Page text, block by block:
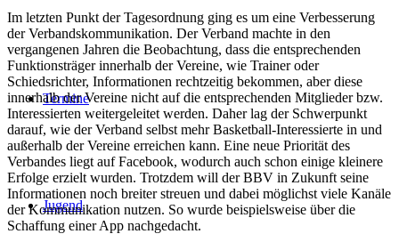
Termine
Jugend
Im letzten Punkt der Tagesordnung ging es um eine Verbesserung
der Verbandskommunikation. Der Verband machte in den
vergangenen Jahren die Beobachtung, dass die entsprechenden
Funktionsträger innerhalb der Vereine, wie Trainer oder
Schiedsrichter, Informationen rechtzeitig bekommen, aber diese
innerhalb der Vereine nicht auf die entsprechenden Mitglieder bzw.
Interessierten weitergeleitet werden. Daher lag der Schwerpunkt
darauf, wie der Verband selbst mehr Basketball-Interessierte in und
außerhalb der Vereine erreichen kann. Eine neue Priorität des
Verbandes liegt auf Facebook, wodurch auch schon einige kleinere
Erfolge erzielt wurden. Trotzdem will der BBV in Zukunft seine
Informationen noch breiter streuen und dabei möglichst viele Kanäle
der Kommunikation nutzen. So wurde beispielsweise über die
Schaffung einer App nachgedacht.